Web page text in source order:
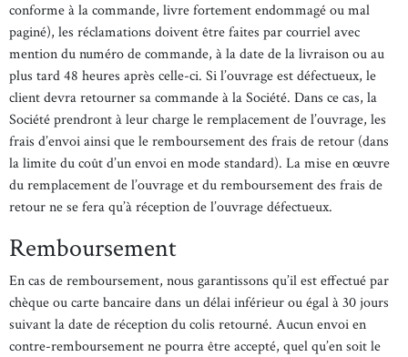
conforme à la commande, livre fortement endommagé ou mal
paginé), les réclamations doivent être faites par courriel avec
mention du numéro de commande, à la date de la livraison ou au
plus tard 48 heures après celle-ci. Si l’ouvrage est défectueux, le
client devra retourner sa commande à la Société. Dans ce cas, la
Société prendront à leur charge le remplacement de l’ouvrage, les
frais d’envoi ainsi que le remboursement des frais de retour (dans
la limite du coût d’un envoi en mode standard). La mise en œuvre
du remplacement de l’ouvrage et du remboursement des frais de
retour ne se fera qu’à réception de l’ouvrage défectueux.
Remboursement
En cas de remboursement, nous garantissons qu’il est effectué par
chèque ou carte bancaire dans un délai inférieur ou égal à 30 jours
suivant la date de réception du colis retourné. Aucun envoi en
contre-remboursement ne pourra être accepté, quel qu’en soit le